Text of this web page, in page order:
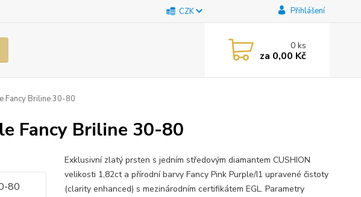
CZK Přihlášení
0ks
za 0,00 Kč
Fancy Briline 30-80
Fancy Briline 30-80
Exklusivní zlatý prsten s jedním středovým diamantem CUSHION
velikosti 1,82ct a přírodní barvy Fancy Pink Purple/I1 upravené čistoty
(clarity enhanced) s mezinárodním certifikátem EGL. Parametry